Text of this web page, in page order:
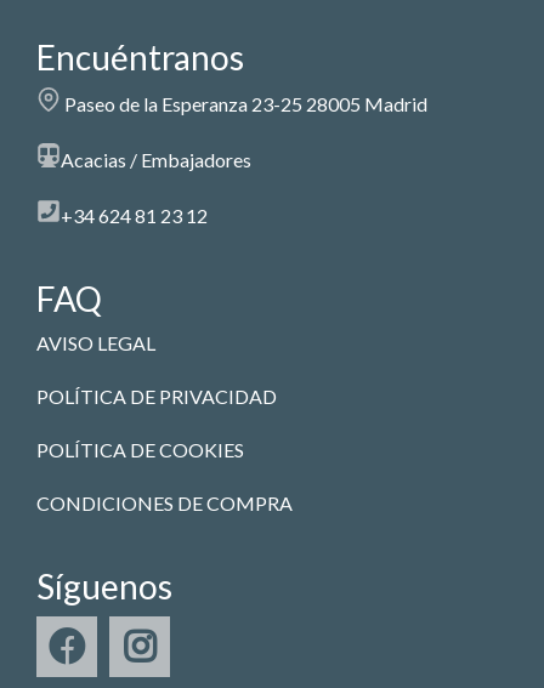
Encuéntranos
Paseo de la Esperanza 23-25 28005 Madrid
Acacias / Embajadores
+34 624 81 23 12
FAQ
AVISO LEGAL
POLÍTICA DE PRIVACIDAD
POLÍTICA DE COOKIES
CONDICIONES DE COMPRA
Síguenos